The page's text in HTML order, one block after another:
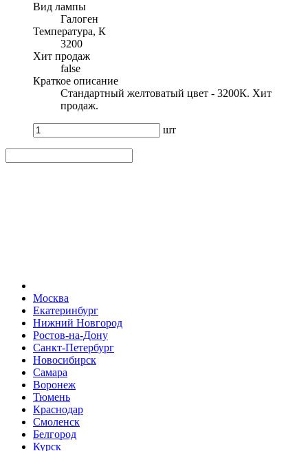
Вид лампы
Галоген
Температура, К
3200
Хит продаж
false
Краткое описание
Стандартный желтоватый цвет - 3200К. Хит
продаж.
шт
Москва
Екатеринбург
Нижний Новгород
Ростов-на-Дону
Санкт-Петербург
Новосибирск
Самара
Воронеж
Тюмень
Краснодар
Смоленск
Белгород
Курск